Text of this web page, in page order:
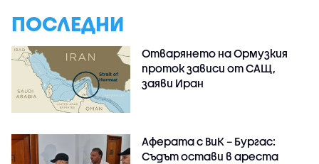
ПОСЛЕДНИ
Отварянето на Ормузкия
проток зависи от САЩ,
заяви Иран
Аферата с ВиК – Бургас:
Съдът остави в ареста